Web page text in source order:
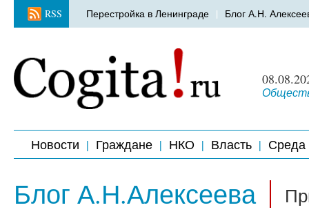
RSS Перестройка в Ленинграде Блог А.Н.
Новости Граждане НКО Власть Среда
Блог А.Н.Алексеева